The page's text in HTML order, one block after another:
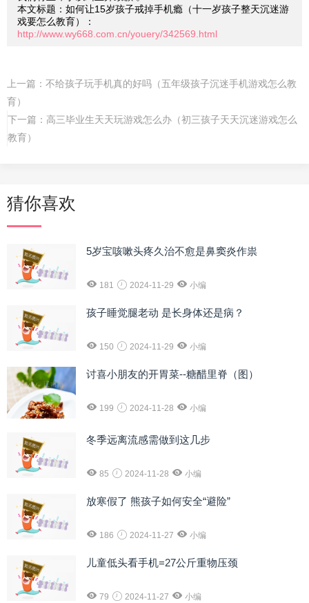
本文标题：如何让15岁孩子戒掉手机瘾（十一岁孩子整天沉迷游
戏要怎么教育）：
http://www.wy668.com.cn/youery/342569.html
上一篇： 不给孩子玩手机真的好吗（五年级孩子沉迷手机游戏怎么教
育）
下一篇： 高三毕业生天天玩游戏怎么办（初三孩子天天沉迷游戏怎么
教育）
猜你喜欢
5岁宝咳嗽头疼久治不愈是鼻窦炎作祟
181 2024-11-29 小编
孩子睡觉腿老动 是长身体还是病？
150 2024-11-29 小编
讨喜小朋友的开胃菜--糖醋里脊（图）
199 2024-11-28 小编
冬季远离流感需做到这几步
85 2024-11-28 小编
放寒假了 熊孩子如何安全“避险”
186 2024-11-27 小编
儿童低头看手机=27公斤重物压颈
79 2024-11-27 小编